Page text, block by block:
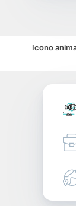
Icono